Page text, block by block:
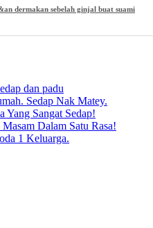
dermakan sebelah ginjal buat suami
dan padu
Sedap Nak Matey.
Yang Sangat Sedap!
Dalam Satu Rasa!
1 Keluarga.